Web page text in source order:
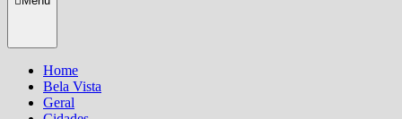
Home
Bela Vista
Geral